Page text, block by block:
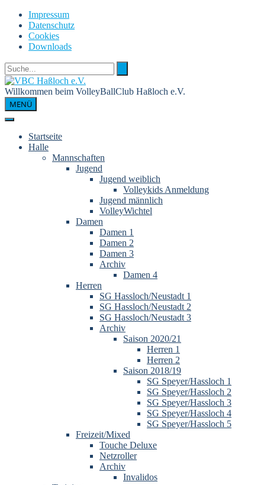
Skip
content
Impressum
Datenschutz
Cookies
Downloads
Willkommen beim VolleyBallClub Haßloch e.V.
MENÜ
Startseite
Halle
Mannschaften
Jugend
Jugend weiblich
Volleykids Anmeldung
Jugend männlich
VolleyWichtel
Damen
Damen 1
Damen 2
Damen 3
Archiv
Damen 4
Herren
SG Hassloch/Neustadt 1
SG Hassloch/Neustadt 2
SG Hassloch/Neustadt 3
Archiv
Saison 2020/21
Herren 1
Herren 2
Saison 2018/19
SG Speyer/Hassloch 1
SG Speyer/Hassloch 2
SG Speyer/Hassloch 3
SG Speyer/Hassloch 4
SG Speyer/Hassloch 5
Freizeit/Mixed
Touche Deluxe
Netzroller
Archiv
Invalidos